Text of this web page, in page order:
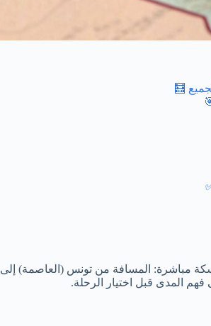
🧮
مباشرة: المسافة من تونس (العاصمة) إلى
المدى قبل اختيار الرحلة.